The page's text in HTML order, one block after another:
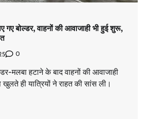
गए बोल्डर, वाहनों की आवाजाही भी हुई शुरू,
0
मलबा हटाने के बाद वाहनों की आवाजाही
ही यात्रियों ने राहत की सांस ली।